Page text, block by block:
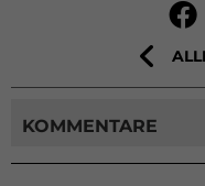
KOMMENTARE